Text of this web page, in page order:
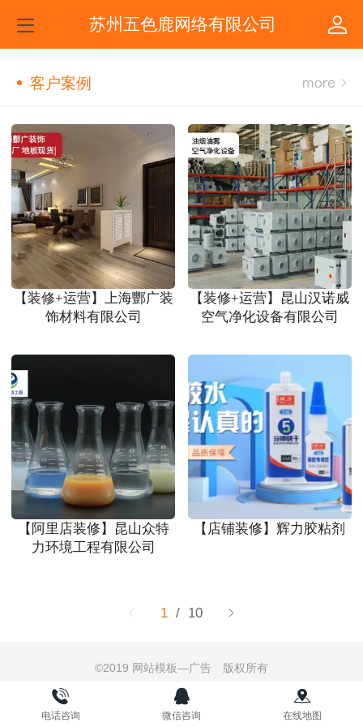
苏州五色鹿网络有限公司
客户案例
【装修+运营】上海酆广装
饰材料有限公司
【装修+运营】昆山汉诺威
空气净化设备有限公司
【阿里店装修】昆山众特
力环境工程有限公司
【店铺装修】辉力胶粘剂
1 / 10
©2019 网站模板—广告 版权所有
电脑版
苏州五色鹿网络科技有限公司
苏ICP备2020051645号-1
电话咨询 微信咨询 在线地图